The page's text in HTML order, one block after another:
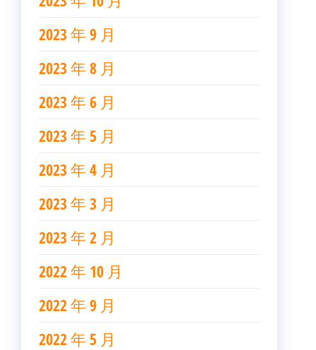
2023 年 9 月
2023 年 8 月
2023 年 6 月
2023 年 5 月
2023 年 4 月
2023 年 3 月
2023 年 2 月
2022 年 10 月
2022 年 9 月
2022 年 5 月